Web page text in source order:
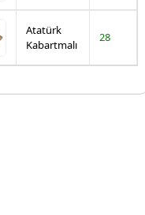
Atatürk
Kabartmalı
28